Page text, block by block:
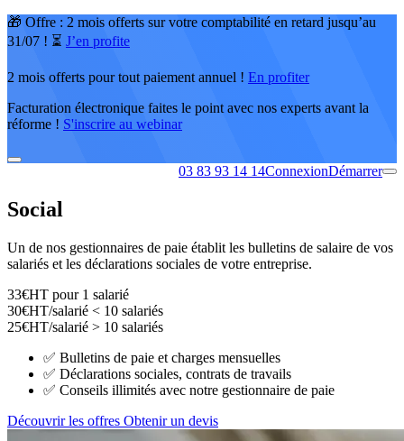
🎁 Offre : 2 mois offerts sur votre comptabilité en retard jusqu’au
31/07 ! ⏳ J’en profite
2 mois offerts pour tout paiement annuel ! En profiter
Facturation électronique faites le point avec nos experts avant la
réforme ! S'inscrire au webinar
03 83 93 14 14ConnexionDémarrer
Social
Un de nos gestionnaires de paie établit les bulletins de salaire de vos
salariés et les déclarations sociales de votre entreprise.
33€HT pour 1 salarié
30€HT/salarié < 10 salariés
25€HT/salarié > 10 salariés
✅ Bulletins de paie et charges mensuelles
✅ Déclarations sociales, contrats de travails
✅ Conseils illimités avec notre gestionnaire de paie
Découvrir les offres Obtenir un devis